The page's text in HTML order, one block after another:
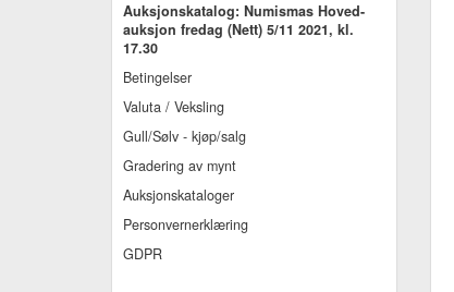
Auksjonskatalog: Numismas Hoved-
auksjon fredag (Nett) 5/11 2021, kl.
17.30
Betingelser
Valuta / Veksling
Gull/Sølv - kjøp/salg
Gradering av mynt
Auksjonskataloger
Personvernerklæring
GDPR